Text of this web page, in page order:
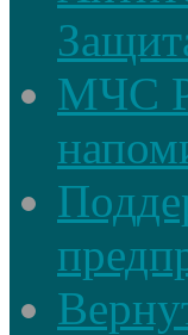
МЧС